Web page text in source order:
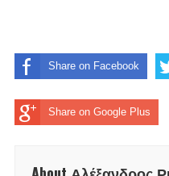
Share on Facebook
Share on Google Plus